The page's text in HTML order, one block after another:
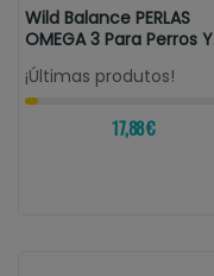
Wild Balance PERLAS
OMEGA 3 Para Perros Y
Gatos
¡Últimas produtos!
17,88 €